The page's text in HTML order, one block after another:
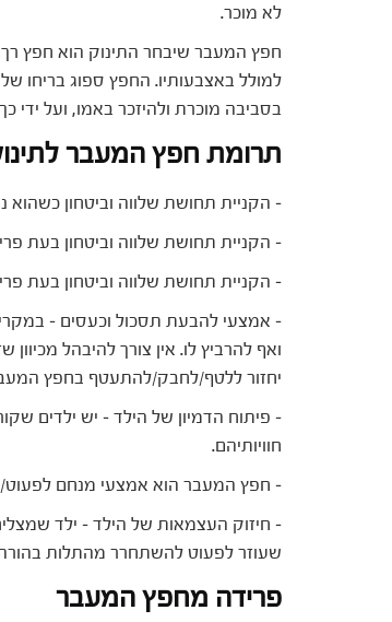
לא מוכר.
חפץ המעבר שיבחר התינוק הוא חפץ
למולל באצבעותיו. החפץ ספוג בריחו
בסביבה מוכרת ולהיזכר באמו, ועל ידי
תרומת חפץ המעבר
– הקניית תחושת שלווה וביטחון כשהוא
– הקניית תחושת שלווה וביטחון בעת
– הקניית תחושת שלווה וביטחון בעת
– אמצעי להבעת תסכול וכעסים –
ואף להרביץ לו. אין צורך להיבהל
יחזור ללטף/לחבק/להתעטף בחפץ
– פיתוח הדמיון של הילד – יש ילדים
חוויותיהם.
– חפץ המעבר הוא אמצעי מנחם לפעוט/
– חיזוק העצמאות של הילד – ילד
שעוזר לפעוט להשתחרר מהתלות
פרידה מחפץ המעבר